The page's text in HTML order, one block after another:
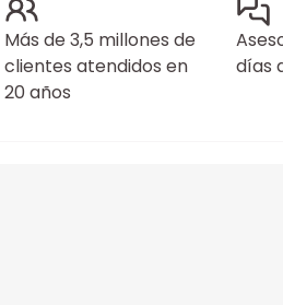
Más de 3,5 millones de
clientes atendidos en
20 años
días